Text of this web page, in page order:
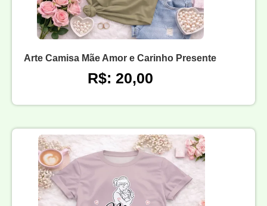
Arte Camisa Mãe Amor e Carinho Presente
R$: 20,00